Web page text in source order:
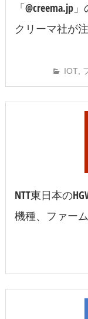
「@creema.jp
クリーマ社が
IOT
NTT東日本の
機種、ファー